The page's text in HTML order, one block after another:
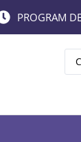
PROGRAM